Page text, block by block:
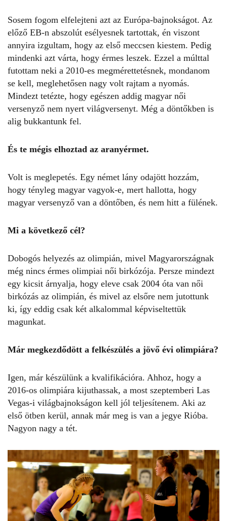
Sosem fogom elfelejteni azt az Európa-bajnokságot. Az
előző EB-n abszolút esélyesnek tartottak, én viszont
annyira izgultam, hogy az első meccsen kiestem. Pedig
mindenki azt várta, hogy érmes leszek. Ezzel a múlttal
futottam neki a 2010-es megmérettetésnek, mondanom
se kell, meglehetősen nagy volt rajtam a nyomás.
Mindezt tetézte, hogy egészen addig magyar női
versenyző nem nyert világversenyt. Még a döntőkben is
alig bukkantunk fel.
És te mégis elhoztad az aranyérmet.
Volt is meglepetés. Egy német lány odajött hozzám,
hogy tényleg magyar vagyok-e, mert hallotta, hogy
magyar versenyző van a döntőben, és nem hitt a fülének.
Mi a következő cél?
Dobogós helyezés az olimpián, mivel Magyarországnak
még nincs érmes olimpiai női birkózója. Persze mindezt
egy kicsit árnyalja, hogy eleve csak 2004 óta van női
birkózás az olimpián, és mivel az elsőre nem jutottunk
ki, így eddig csak két alkalommal képviseltettük
magunkat.
Már megkezdődött a felkészülés a jövő évi olimpiára?
Igen, már készülünk a kvalifikációra. Ahhoz, hogy a
2016-os olimpiára kijuthassak, a most szeptemberi Las
Vegas-i világbajnokságon kell jól teljesítenem. Aki az
első ötben kerül, annak már meg is van a jegye Rióba.
Nagyon nagy a tét.